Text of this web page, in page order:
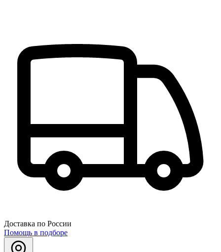
Доставка по России
Помощь в подборе